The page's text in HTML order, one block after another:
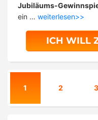
Jubiläums-
ein … weiterlesen>>
ICH WILL
1 2 3